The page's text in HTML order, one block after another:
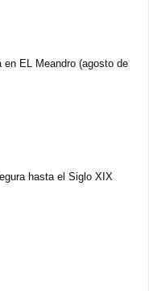
EL Meandro (agosto de
hasta el Siglo XIX